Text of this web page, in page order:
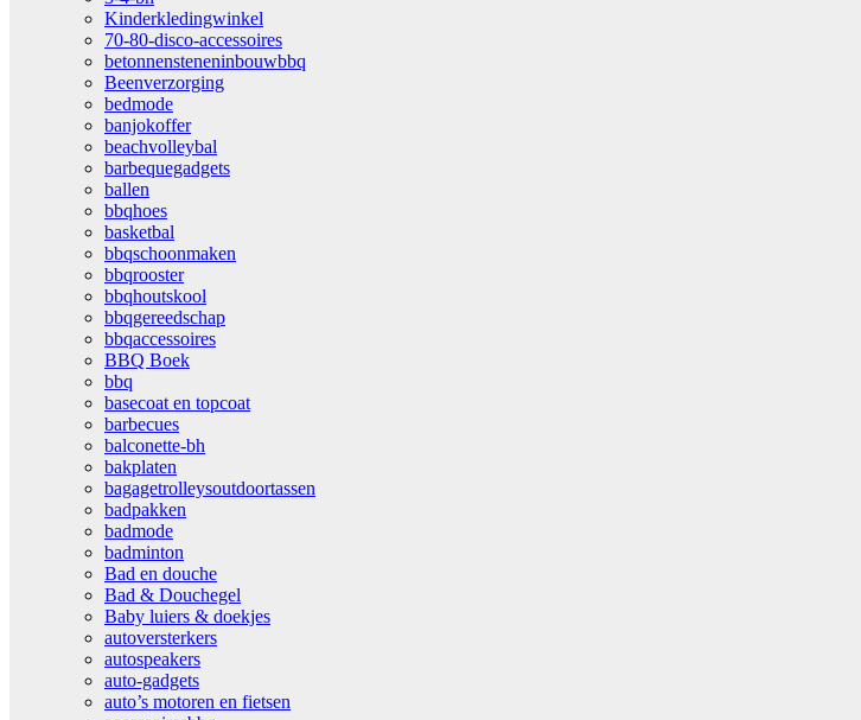
Kinderkledingwinkel
70-80-disco-accessoires
betonnensteneninbouwbbq
Beenverzorging
bedmode
banjokoffer
beachvolleybal
barbequegadgets
ballen
bbqhoes
basketbal
bbqschoonmaken
bbqrooster
bbqhoutskool
bbqgereedschap
bbqaccessoires
BBQ Boek
bbq
basecoat en topcoat
barbecues
balconette-bh
bakplaten
bagagetrolleysoutdoortassen
badpakken
badmode
badminton
Bad en douche
Bad & Douchegel
Baby luiers & doekjes
autoversterkers
autospeakers
auto-gadgets
auto’s motoren en fietsen